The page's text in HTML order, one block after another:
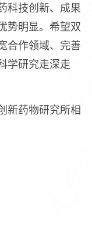
技创新、成果
势明显。希望双
合作领域、完善
学研究走深走
药物研究所相